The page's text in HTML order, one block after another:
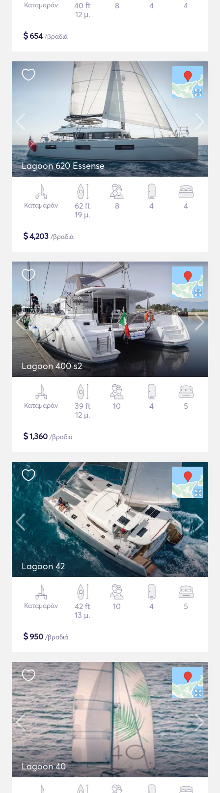
Καταμαράν
40 ft
12 μ.
8 4 4
$654/βραδιά
Lagoon 620 Essense
Καταμαράν
62 ft
19 μ.
8 4 4
$4,203 /βραδιά
Lagoon 400 s2
Καταμαράν
39 ft
12 μ.
10 4 5
$1,360 /βραδιά
Lagoon 42
Καταμαράν
42 ft
13 μ.
10 4 5
$950 /βραδιά
Lagoon 40